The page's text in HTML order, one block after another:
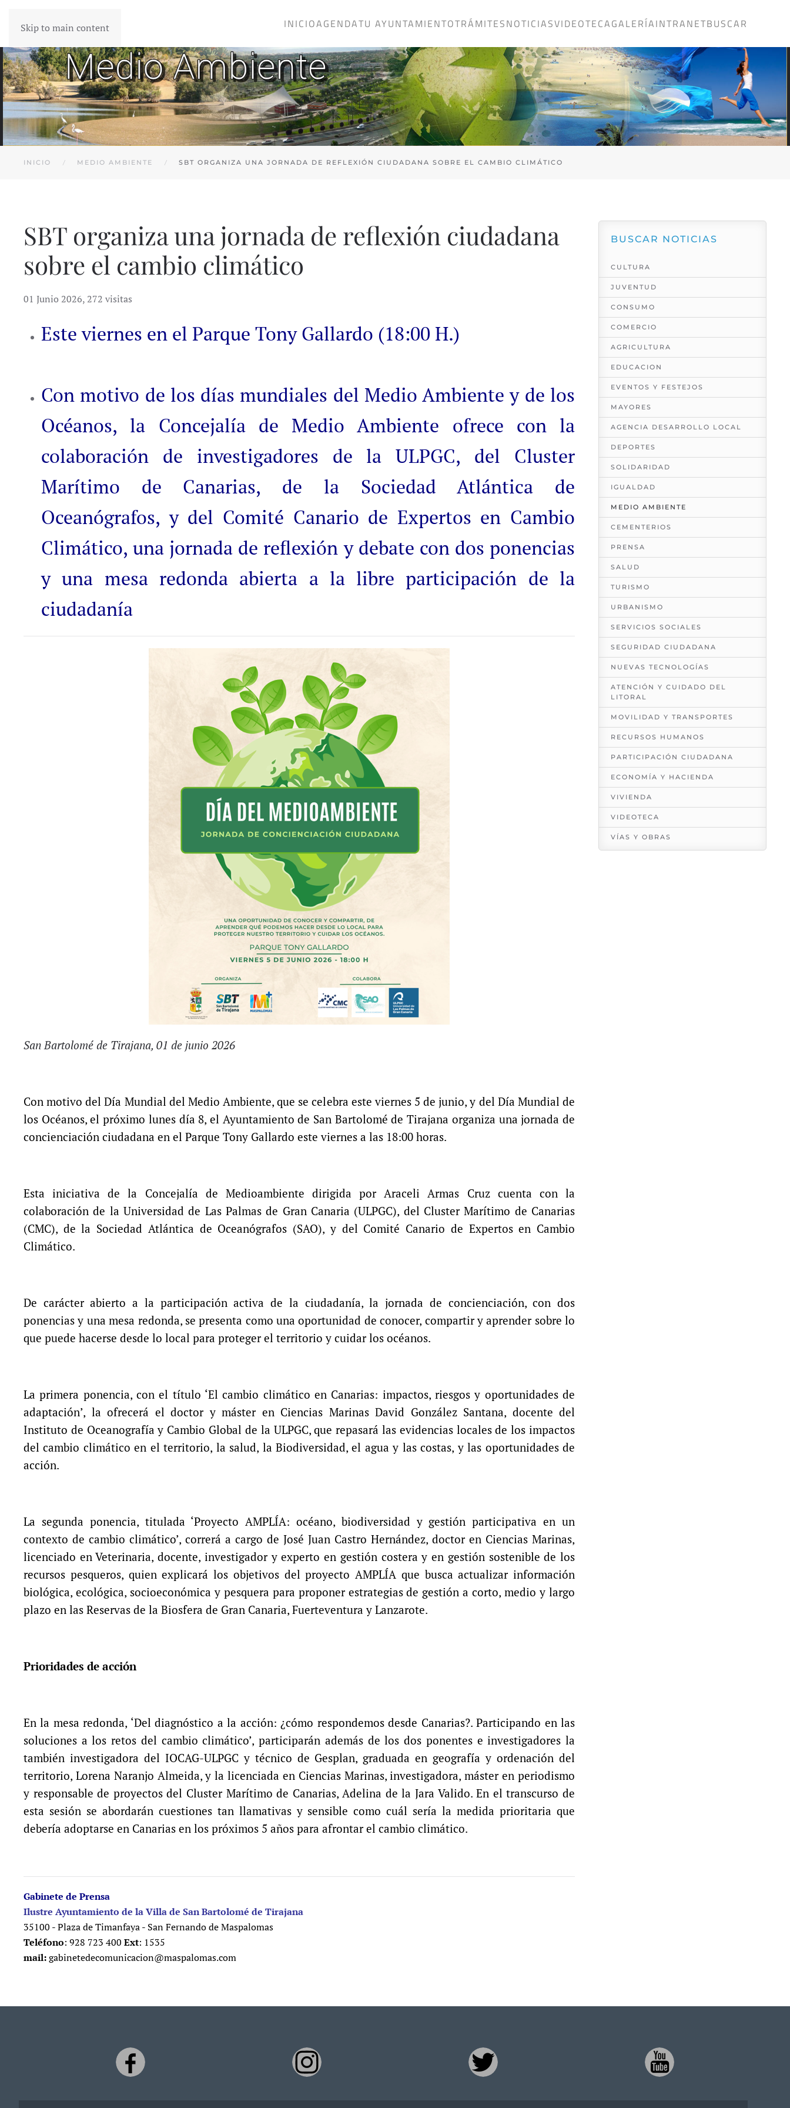
Skip to main content INICIOAGENDATU AYUNTAMIENTOTRÁMITESNOTICIASVIDEOTECAGALERÍAINTRANETBUSCAR
INICIO MEDIO AMBIENTE SBT ORGANIZA UNA JORNADA DE REFLEXIÓN CIUDADANA SOBRE EL CAMBIO CLIMÁTICO
SBT organiza una jornada de reflexión ciudadana
sobre el cambio climático
01 Junio 2026, 272 visitas
Este viernes en el Parque Tony Gallardo (18:00 H.)
Con motivo de los días mundiales del Medio Ambiente y de los
Océanos, la Concejalía de Medio Ambiente ofrece con la
colaboración de investigadores de la ULPGC, del Cluster
Marítimo de Canarias, de la Sociedad Atlántica de
Oceanógrafos, y del Comité Canario de Expertos en Cambio
Climático, una jornada de reflexión y debate con dos ponencias
y una mesa redonda abierta a la libre participación de la
ciudadanía
San Bartolomé de Tirajana, 01 de junio 2026
Con motivo del Día Mundial del Medio Ambiente, que se celebra este viernes 5 de junio, y del Día Mundial de
los Océanos, el próximo lunes día 8, el Ayuntamiento de San Bartolomé de Tirajana organiza una jornada de
concienciación ciudadana en el Parque Tony Gallardo este viernes a las 18:00 horas.
Esta iniciativa de la Concejalía de Medioambiente dirigida por Araceli Armas Cruz cuenta con la
colaboración de la Universidad de Las Palmas de Gran Canaria (ULPGC), del Cluster Marítimo de Canarias
(CMC), de la Sociedad Atlántica de Oceanógrafos (SAO), y del Comité Canario de Expertos en Cambio
Climático.
De carácter abierto a la participación activa de la ciudadanía, la jornada de concienciación, con dos
ponencias y una mesa redonda, se presenta como una oportunidad de conocer, compartir y aprender sobre lo
que puede hacerse desde lo local para proteger el territorio y cuidar los océanos.
La primera ponencia, con el título ‘El cambio climático en Canarias: impactos, riesgos y oportunidades de
adaptación’, la ofrecerá el doctor y máster en Ciencias Marinas David González Santana, docente del
Instituto de Oceanografía y Cambio Global de la ULPGC, que repasará las evidencias locales de los impactos
del cambio climático en el territorio, la salud, la Biodiversidad, el agua y las costas, y las oportunidades de
acción.
La segunda ponencia, titulada ‘Proyecto AMPLÍA: océano, biodiversidad y gestión participativa en un
contexto de cambio climático’, correrá a cargo de José Juan Castro Hernández, doctor en Ciencias Marinas,
licenciado en Veterinaria, docente, investigador y experto en gestión costera y en gestión sostenible de los
recursos pesqueros, quien explicará los objetivos del proyecto AMPLÍA que busca actualizar información
biológica, ecológica, socioeconómica y pesquera para proponer estrategias de gestión a corto, medio y largo
plazo en las Reservas de la Biosfera de Gran Canaria, Fuerteventura y Lanzarote.
Prioridades de acción
En la mesa redonda, ‘Del diagnóstico a la acción: ¿cómo respondemos desde Canarias?. Participando en las
soluciones a los retos del cambio climático’, participarán además de los dos ponentes e investigadores la
también investigadora del IOCAG-ULPGC y técnico de Gesplan, graduada en geografía y ordenación del
territorio, Lorena Naranjo Almeida, y la licenciada en Ciencias Marinas, investigadora, máster en periodismo
y responsable de proyectos del Cluster Marítimo de Canarias, Adelina de la Jara Valido. En el transcurso de
esta sesión se abordarán cuestiones tan llamativas y sensible como cuál sería la medida prioritaria que
debería adoptarse en Canarias en los próximos 5 años para afrontar el cambio climático.
Gabinete de Prensa
Ilustre Ayuntamiento de la Villa de San Bartolomé de Tirajana
35100 - Plaza de Timanfaya - San Fernando de Maspalomas
Teléfono: 928 723 400 Ext: 1535
mail:gabinetedecomunicacion@maspalomas.com
BUSCAR NOTICIAS
CULTURA
JUVENTUD
CONSUMO
COMERCIO
AGRICULTURA
EDUCACION
EVENTOS Y FESTEJOS
MAYORES
AGENCIA DESARROLLO LOCAL
DEPORTES
SOLIDARIDAD
IGUALDAD
MEDIO AMBIENTE
CEMENTERIOS
PRENSA
SALUD
TURISMO
URBANISMO
SERVICIOS SOCIALES
SEGURIDAD CIUDADANA
NUEVAS TECNOLOGÍAS
ATENCIÓN Y CUIDADO DEL
LITORAL
MOVILIDAD Y TRANSPORTES
RECURSOS HUMANOS
PARTICIPACIÓN CIUDADANA
ECONOMÍA Y HACIENDA
VIVIENDA
VIDEOTECA
VÍAS Y OBRAS